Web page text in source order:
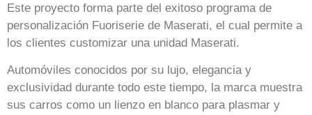
Este proyecto forma parte del exitoso programa de
personalización Fuoriserie de Maserati, el cual permite a
los clientes customizar una unidad Maserati.
Automóviles conocidos por su lujo, elegancia y
exclusividad durante todo este tiempo, la marca muestra
sus carros como un lienzo en blanco para plasmar y